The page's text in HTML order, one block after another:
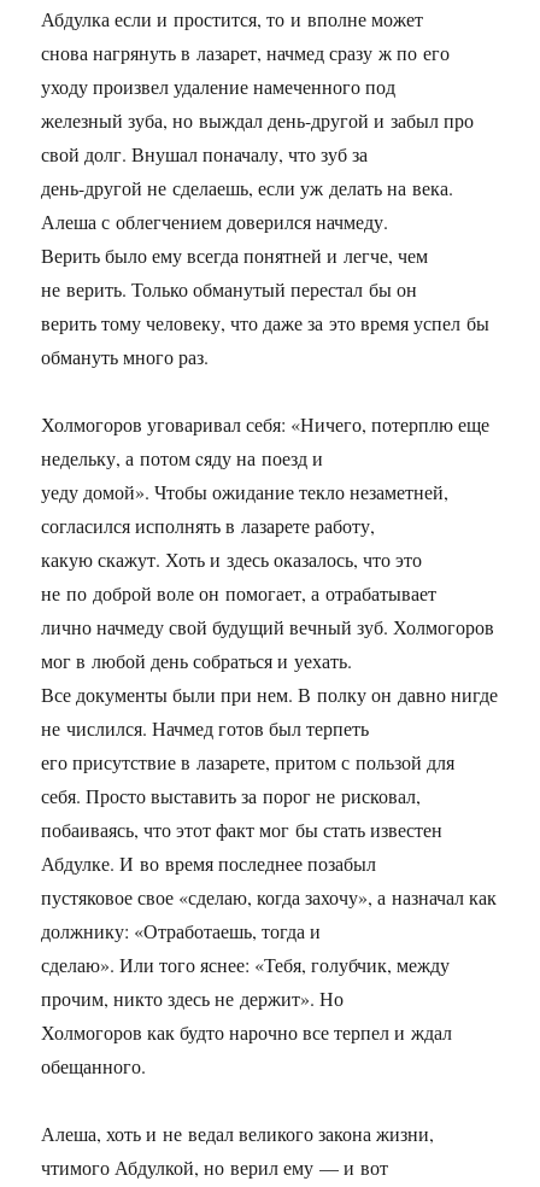
Абдулка если и простится, то и вполне может
снова нагрянуть в лазарет, начмед сразу ж по его
уходу произвел удаление намеченного под
железный зуба, но выждал день-другой и забыл про
свой долг. Внушал поначалу, что зуб за
день-другой не сделаешь, если уж делать на века.
Алеша с облегчением доверился начмеду.
Верить было ему всегда понятней и легче, чем
не верить. Только обманутый перестал бы он
верить тому человеку, что даже за это время успел бы
обмануть много раз.
Холмогоров уговаривал себя: «Ничего, потерплю еще
недельку, а потом cяду на поезд и
уеду домой». Чтобы ожидание текло незаметней,
согласился исполнять в лазарете работу,
какую скажут. Хоть и здесь оказалось, что это
не по доброй воле он помогает, а отрабатывает
лично начмеду свой будущий вечный зуб. Холмогоров
мог в любой день собраться и уехать.
Все документы были при нем. В полку он давно нигде
не числился. Начмед готов был терпеть
его присутствие в лазарете, притом с пользой для
себя. Просто выставить за порог не рисковал,
побаиваясь, что этот факт мог бы стать известен
Абдулке. И во время последнее позабыл
пустяковое свое «сделаю, когда захочу», а назначал как
должнику: «Отработаешь, тогда и
сделаю». Или того яснее: «Тебя, голубчик, между
прочим, никто здесь не держит». Но
Холмогоров как будто нарочно все терпел и ждал
обещанного.
Алеша, хоть и не ведал великого закона жизни,
чтимого Абдулкой, но верил ему — и вот